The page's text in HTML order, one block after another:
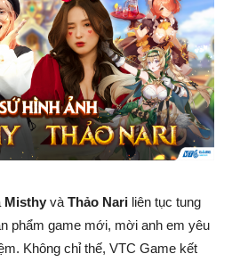
Misthy và Thảo Nari liên tục tung
phẩm game mới, mời anh em yêu
Không chỉ thế, VTC Game kết